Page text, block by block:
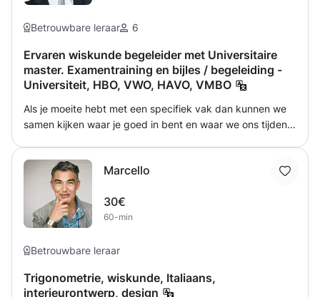
Betrouwbare leraar 6
Ervaren wiskunde begeleider met Universitaire
master. Examentraining en bijles / begeleiding -
Universiteit, HBO, VWO, HAVO, VMBO
Als je moeite hebt met een specifiek vak dan kunnen we
samen kijken waar je goed in bent en waar we ons tijdens
wiskunde, bedrijfseconomie, economie, rekenen,
accounting/accountancy, cost accounting, managerial
accounting, financial accounting, corporate finance, risk
management en investments. Ik geef tips over welke
kan voorbereiden voor het vak, en hoe je toetsvragen het
mijn sessies begeleid ik vrijwel iedereen! Van scholieren op
Marcello
30€
60-min
Betrouwbare leraar
Trigonometrie, wiskunde, Italiaans,
interieurontwerp, design